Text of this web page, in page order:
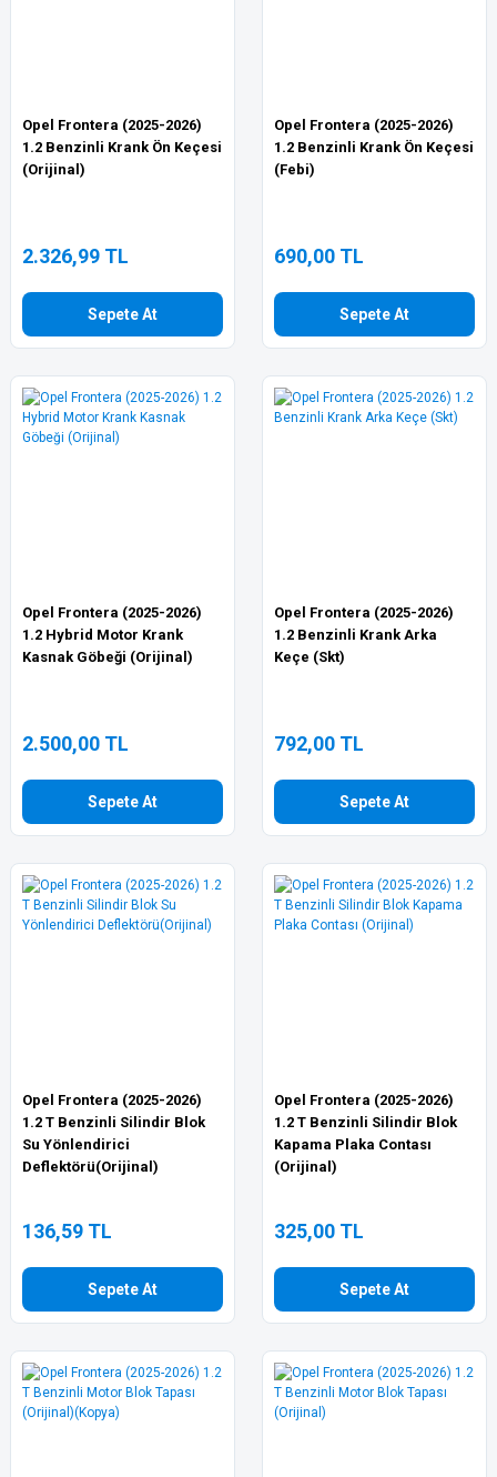
Opel Frontera (2025-2026)
1.2 Benzinli Krank Ön Keçesi
(Orijinal)
2.326,99 TL
Sepete At
Opel Frontera (2025-2026)
1.2 Benzinli Krank Ön Keçesi
(Febi)
690,00 TL
Sepete At
Opel Frontera (2025-2026)
1.2 Hybrid Motor Krank
Kasnak Göbeği (Orijinal)
2.500,00 TL
Sepete At
Opel Frontera (2025-2026)
1.2 Benzinli Krank Arka
Keçe (Skt)
792,00 TL
Sepete At
Opel Frontera (2025-2026)
1.2 T Benzinli Silindir Blok
Su Yönlendirici
Deflektörü(Orijinal)
136,59 TL
Sepete At
Opel Frontera (2025-2026)
1.2 T Benzinli Silindir Blok
Kapama Plaka Contası
(Orijinal)
325,00 TL
Sepete At